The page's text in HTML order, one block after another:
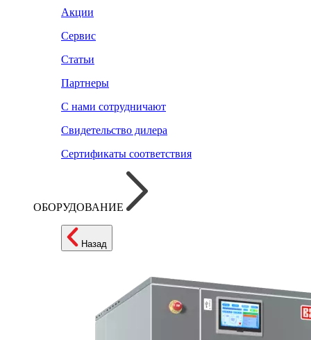
Акции
Сервис
Статьи
Партнеры
С нами сотрудничают
Свидетельство дилера
Сертификаты соответствия
ОБОРУДОВАНИЕ
Назад